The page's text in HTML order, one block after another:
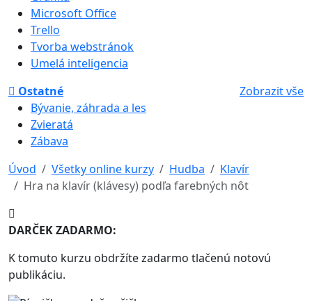
Microsoft Office
Trello
Tvorba webstránok
Umelá inteligencia
Ostatné
Zobrazit vše
Bývanie, záhrada a les
Zvieratá
Zábava
Úvod
Všetky online kurzy Hudba
Klavír
Hra na klavír (klávesy) podľa farebných nôt
DARČEK ZADARMO:
K tomuto kurzu obdržíte zadarmo tlačenú notovú
publikáciu.